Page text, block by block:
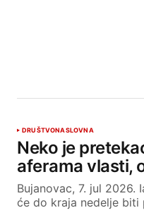
DRUŠTVONASLOVNA
Neko je
aferama vlasti,
Bujanovac, 7. jul 2026.
će do kraja nedelje